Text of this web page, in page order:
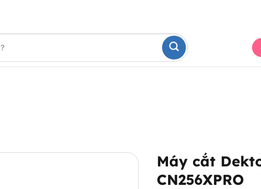
Máy cắt
CN256XPRO